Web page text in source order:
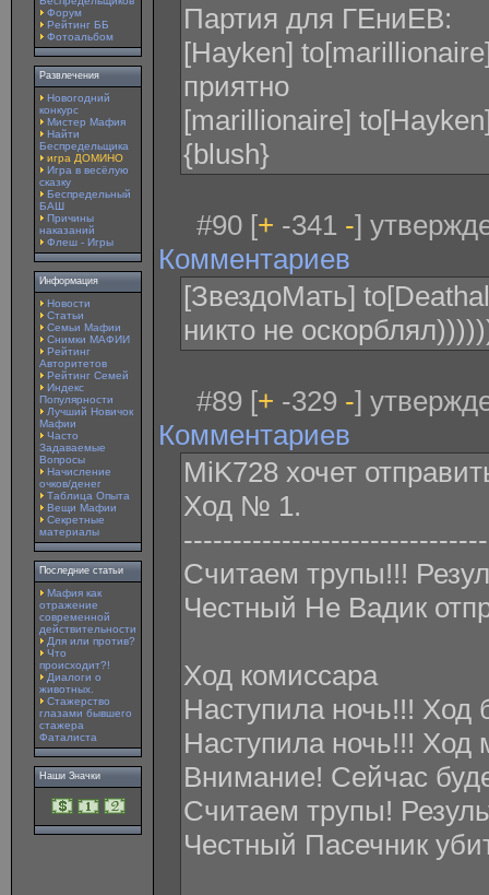
Форум
Рейтинг ББ
Фотоальбом
Развлечения
Новогодний
конкурс
Мистер Мафия
Найти
Беспредельщика
игра ДОМИНО
Игра в весёлую
сказку
Беспредельный
БАШ
Причины
наказаний
Флеш - Игры
Информация
Новости
Статьи
Семьи Мафии
Снимки МАФИИ
Рейтинг
Авторитетов
Рейтинг Семей
Индекс
Популярности
Лучший Новичок
Мафии
Часто
Задаваемые
Вопросы
Начисление
очков/денег
Таблица Опыта
Вещи Мафии
Секретные
материалы
Последние статьи
Мафия как
отражение
современной
действительности
Для или против?
Что
происходит?!
Диалоги о
животных.
Стажерство
глазами бывшего
стажера
Фаталиста
Наши Значки
Партия для ГЕниЕВ:
[Hayken]
приятно
[marillionaire]
{blush}
#90 [+ -341 -]
Комментариев
[ЗвездоМать]
никто не
#89 [+ -329 -]
Комментариев
MiK728 xочет
Ход № 1.
Считаем трупы!!!
Честный Не Вадик
Ход комиссара
Наступила ночь!!! Ход
Наступила ночь!!!
Внимание! Сейчас
Считаем трупы!
Честный Пасечник